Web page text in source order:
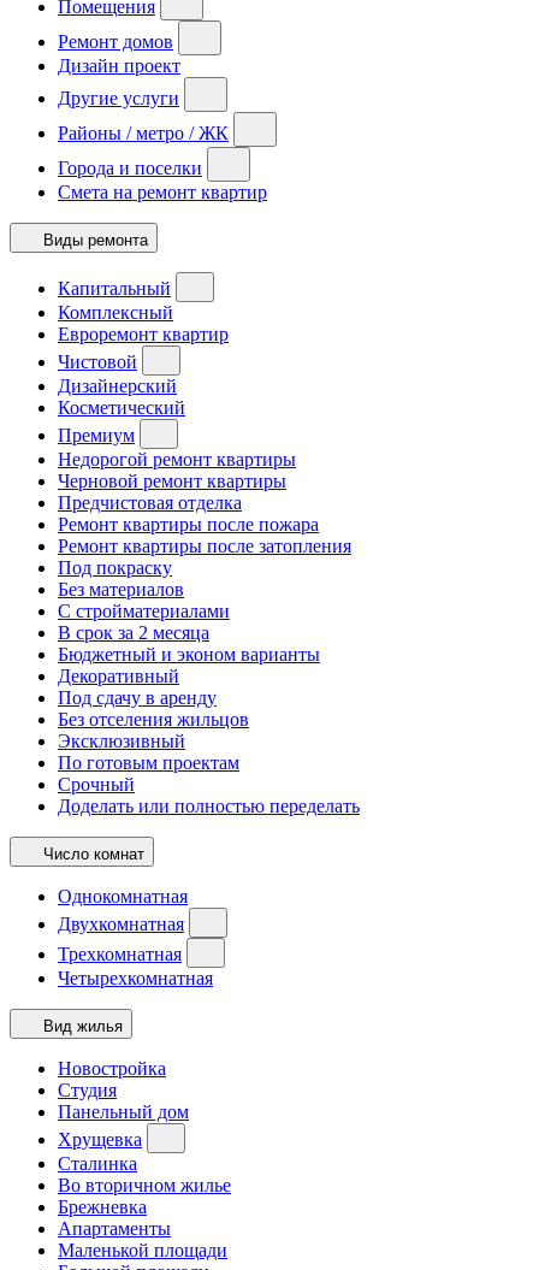
Помещения
Ремонт домов
Дизайн проект
Другие услуги
Районы / метро / ЖК
Города и поселки
Смета на ремонт квартир
Виды ремонта
Капитальный
Комплексный
Евроремонт квартир
Чистовой
Дизайнерский
Косметический
Премиум
Недорогой ремонт квартиры
Черновой ремонт квартиры
Предчистовая отделка
Ремонт квартиры после пожара
Ремонт квартиры после затопления
Под покраску
Без материалов
С стройматериалами
В срок за 2 месяца
Бюджетный и эконом варианты
Декоративный
Под сдачу в аренду
Без отселения жильцов
Эксклюзивный
По готовым проектам
Срочный
Доделать или полностью переделать
Число комнат
Однокомнатная
Двухкомнатная
Трехкомнатная
Четырехкомнатная
Вид жилья
Новостройка
Студия
Панельный дом
Хрущевка
Сталинка
Во вторичном жилье
Брежневка
Апартаменты
Маленькой площади